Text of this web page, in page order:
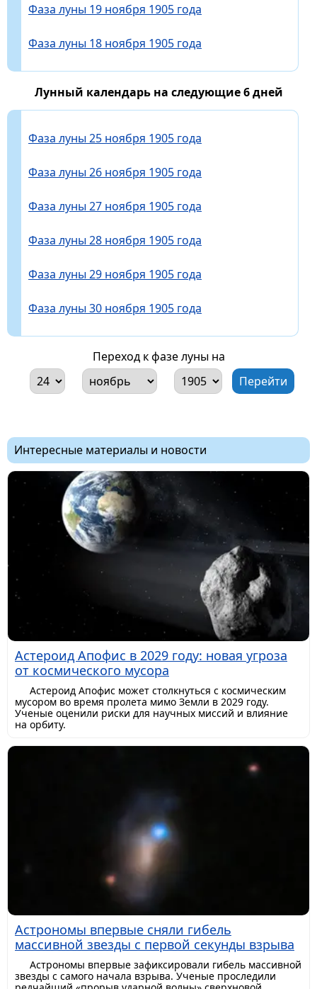
Фаза луны 19 ноября 1905 года
Фаза луны 18 ноября 1905 года
Лунный календарь на следующие 6 дней
Фаза луны 25 ноября 1905 года
Фаза луны 26 ноября 1905 года
Фаза луны 27 ноября 1905 года
Фаза луны 28 ноября 1905 года
Фаза луны 29 ноября 1905 года
Фаза луны 30 ноября 1905 года
Переход к фазе луны на
Интересные материалы и новости
Астероид Апофис в 2029 году: новая угроза
от космического мусора
Астероид Апофис может столкнуться с космическим
мусором во время пролета мимо Земли в 2029 году.
Ученые оценили риски для научных миссий и влияние
на орбиту.
Астрономы впервые сняли гибель
массивной звезды с первой секунды взрыва
Астрономы впервые зафиксировали гибель массивной
звезды с самого начала взрыва. Ученые проследили